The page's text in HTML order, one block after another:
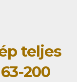
teljes
200